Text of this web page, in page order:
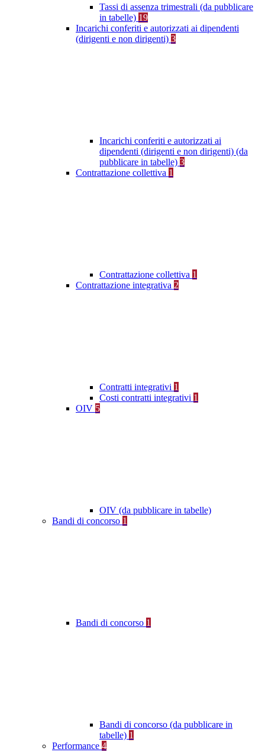
Tassi di assenza trimestrali (da pubblicare
in tabelle) 19
Incarichi conferiti e autorizzati ai dipendenti
(dirigenti e non dirigenti) 3
Incarichi conferiti e autorizzati ai
dipendenti (dirigenti e non dirigenti) (da
pubblicare in tabelle) 3
Contrattazione collettiva 1
Contrattazione collettiva 1
Contrattazione integrativa 2
Contratti integrativi 1
Costi contratti integrativi 1
OIV 5
OIV (da pubblicare in tabelle)
Bandi di concorso 1
Bandi di concorso 1
Bandi di concorso (da pubblicare in
tabelle) 1
Performance 4